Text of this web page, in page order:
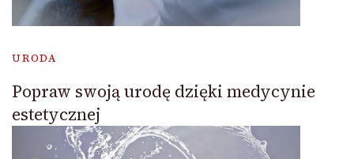
URODA
Popraw swoją urodę dzięki medycynie
estetycznej